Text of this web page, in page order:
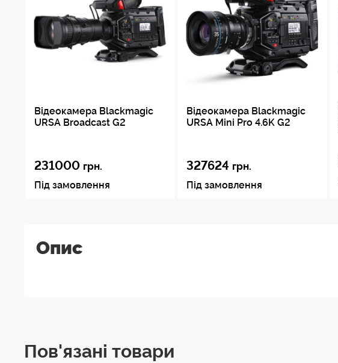
Відеокамера Blackmagic
URSA Broadcast G2
231000 грн.
Під замовлення
Відеокамера Blackmagic
URSA Mini Pro 4.6K G2
327624 грн.
Під замовлення
Опис
Пов'язані товари